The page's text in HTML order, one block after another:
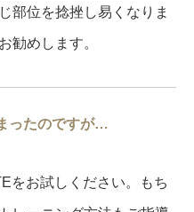
部位を捻挫し易くなりま
勧めします。
ったのですが…
をお試しください。もち